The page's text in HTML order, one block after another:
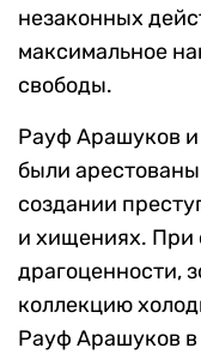
незаконных
максимальное
свободы.
Рауф Арашуков и
были
создании
и хищениях. При
драгоценности,
коллекцию
Рауф Арашуков